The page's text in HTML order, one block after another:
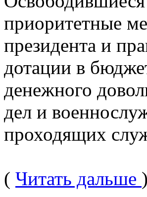
приоритетные
президента и
дотации в
денежного
дел и
проходящих
( Читать дальше )